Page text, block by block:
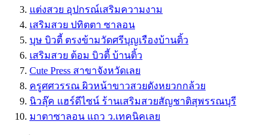
แต่งสวย อุปกรณ์เสริมความงาม
เสริมสวย ปทิตตา ซาลอน
บุษ บิวตี้ ตรงข้ามวัดศรีบุญเรืองบ้านติ้ว
เสริมสวย ต้อม บิวตี้ บ้านติ้ว
Cute Press สาขาจังหวัดเลย
ครูศศวรรณ ผิวหน้าขาวสวยดังหยวกกล้วย
นิวลุ๊ค แฮร์ดีไซน์ ร้านเสริมสวยสัญชาติสุพรรณบุรี
มาตาซาลอน แถว ว.เทคนิคเลย